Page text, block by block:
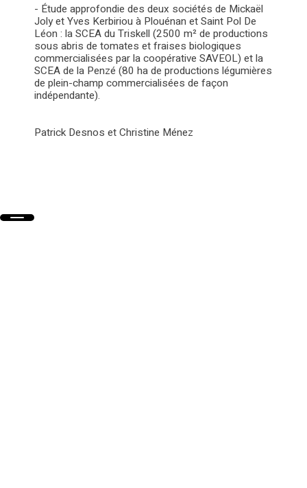
- Étude approfondie des deux sociétés de Mickaël
Joly et Yves Kerbiriou à Plouénan et Saint Pol De
Léon : la SCEA du Triskell (2500 m² de productions
sous abris de tomates et fraises biologiques
commercialisées par la coopérative SAVEOL) et la
SCEA de la Penzé (80 ha de productions légumières
de plein-champ commercialisées de façon
indépendante).
Patrick Desnos et Christine Ménez